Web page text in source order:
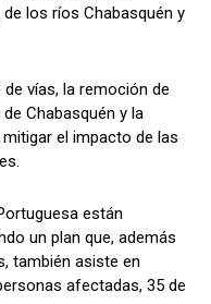
los ríos Chabasquén y
vías, la remoción de
Chabasquén y la
el impacto de las
están
un plan que, además
también asiste en
afectadas, 35 de